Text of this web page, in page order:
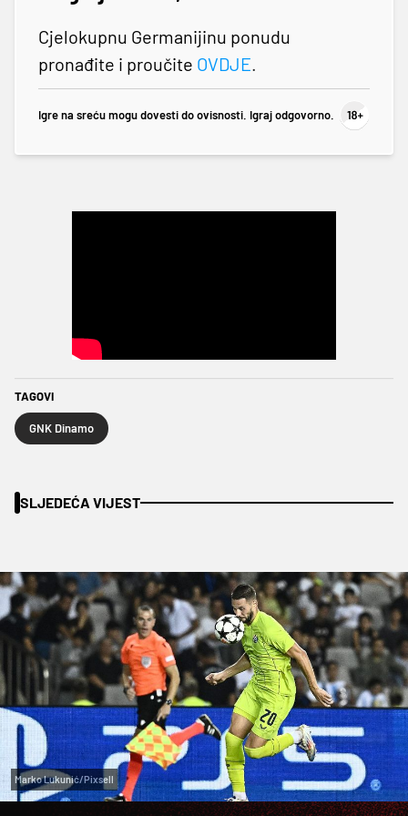
Cjelokupnu Germanijinu ponudu
pronađite i proučite OVDJE
Igre na sreću mogu dovesti do ovisnosti. Igraj odgovorno.
TAGOVI
GNK Dinamo
SLJEDEĆA VIJEST
Marko Lukunić/Pixsell